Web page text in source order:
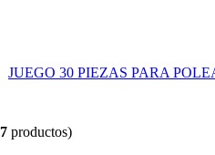
JUEGO 30 PIEZAS PARA
7 productos)